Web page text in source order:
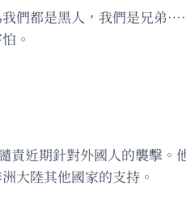
們都是黑人，我們是兄
。
近期針對外國人的襲擊
大陸其他國家的支持。